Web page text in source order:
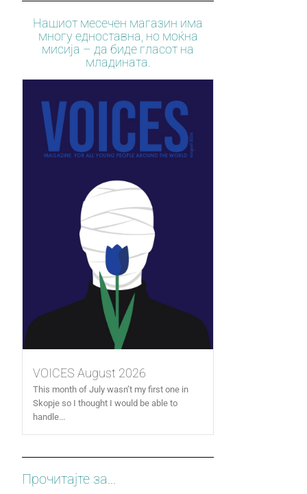
Нашиот месечен магазин има
многу едноставна, но моќна
мисија – да биде гласот на
младината.
VOICES August 2026
This month of July wasn’t my first one in
Skopje so I thought I would be able to
handle...
Прочитајте за...